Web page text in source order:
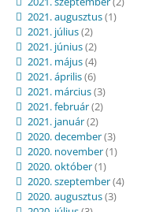
2021. augusztus(1)
2021. július(2)
2021. június(2)
2021. május(4)
2021. április(6)
2021. március(3)
2021. február(2)
2021. január(2)
2020. december(3)
2020. november(1)
2020. október(1)
2020. szeptember(4)
2020. augusztus(3)